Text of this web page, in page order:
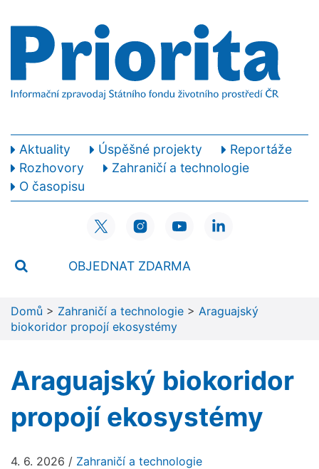
Aktuality Úspěšné projekty
Reportáže
Rozhovory
Zahraničí a technologie
O časopisu
OBJEDNAT ZDARMA
Domů > Zahraničí a technologie > Araguajský
biokoridor propojí ekosystémy
Araguajský biokoridor
propojí ekosystémy
4. 6. 2026 / Zahraničí a technologie